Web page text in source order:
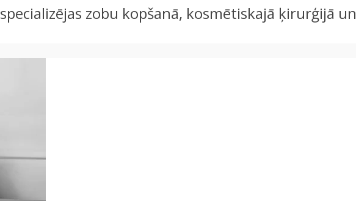
zobu kopšanā, kosmētiskajā ķirurģijā